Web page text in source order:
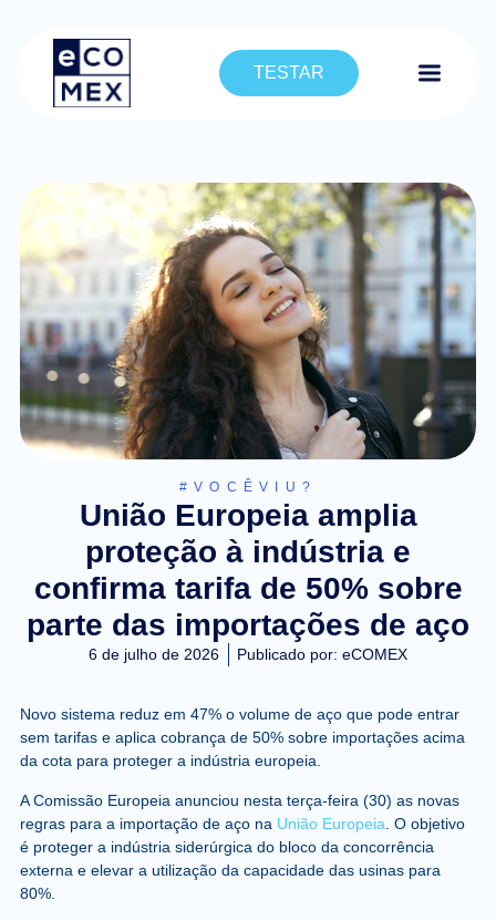
TESTAR
#VOCÊVIU?
União Europeia amplia
proteção à indústria e
confirma tarifa de 50% sobre
parte das importações de aço
6 de julho de 2026 Publicado por: eCOMEX
Novo sistema reduz em 47% o volume de aço que pode entrar
sem tarifas e aplica cobrança de 50% sobre importações acima
da cota para proteger a indústria europeia.
A Comissão Europeia anunciou nesta terça-feira (30) as novas
regras para a importação de aço na União Europeia . O objetivo
é proteger a indústria siderúrgica do bloco da concorrência
externa e elevar a utilização da capacidade das usinas para
80%.